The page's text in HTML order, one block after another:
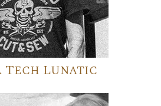
Tech Lunatic